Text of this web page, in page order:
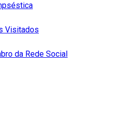
Visitados
da Rede Social